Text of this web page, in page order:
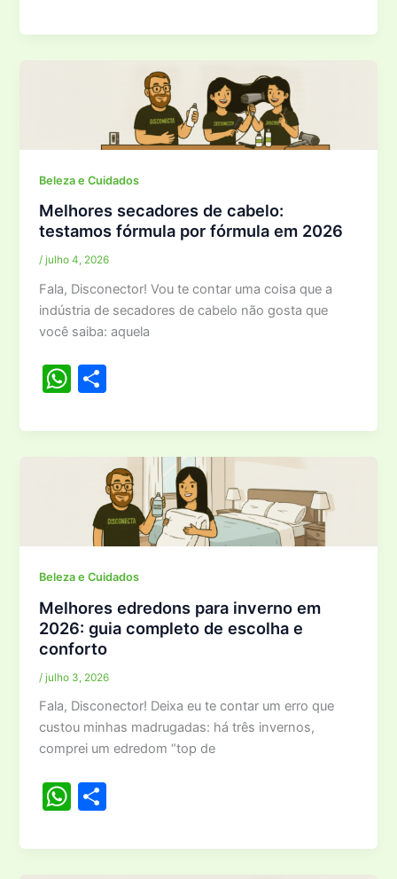
at
p
ar
Beleza e Cuidados
Melhores secadores de cabelo:
testamos fórmula por fórmula em 2026
/ julho 4, 2026
Fala, Disconector! Vou te contar uma coisa que a
indústria de secadores de cabelo não gosta que
você saiba: aquela
W
at
p
ar
e
Beleza e Cuidados
Melhores edredons para inverno em
2026: guia completo de escolha e
conforto
/julho 3, 2026
Fala, Disconector! Deixa eu te contar um erro que
custou minhas madrugadas: há três invernos,
comprei um edredom “top de
W
at ar